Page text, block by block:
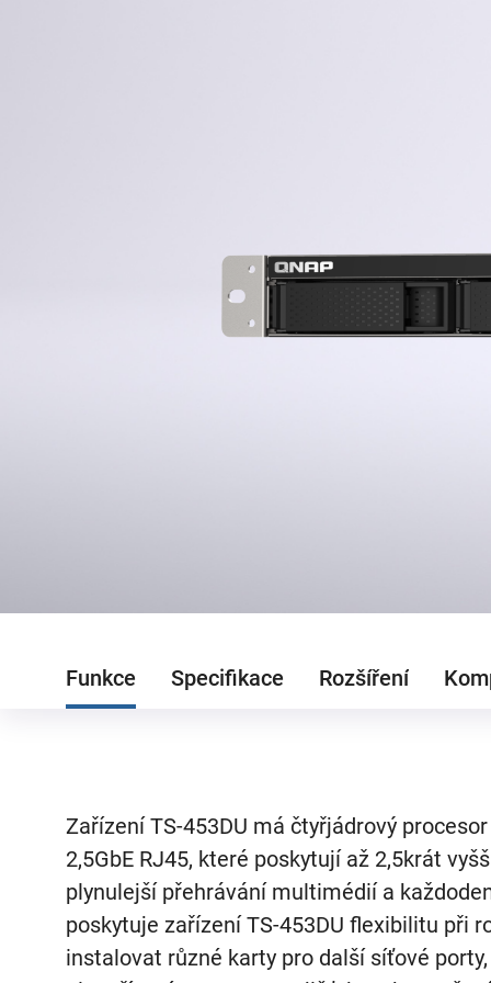
Funkce Specifikace Rozšíření
Zařízení TS-453DU má čtyřjádrový
2,5GbE RJ45, které poskytují až 2,5krát
plynulejší přehrávání multimédií a
poskytuje zařízení TS-453DU flexibilitu při
instalovat různé karty pro další síťové